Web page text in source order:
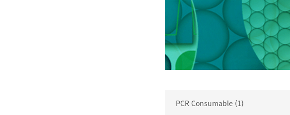
PCR Consumable (1)